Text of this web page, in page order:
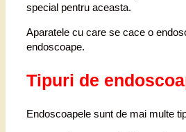
special pentru aceasta.
Aparatele cu care se cace o
endoscoape.
Tipuri de
Endoscoapele sunt de mai multe